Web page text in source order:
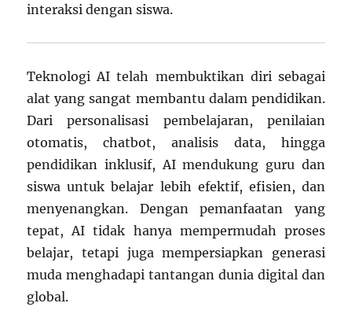
interaksi dengan siswa.
Teknologi AI telah membuktikan diri sebagai
alat yang sangat membantu dalam pendidikan.
Dari personalisasi pembelajaran, penilaian
otomatis, chatbot, analisis data, hingga
pendidikan inklusif, AI mendukung guru dan
siswa untuk belajar lebih efektif, efisien, dan
menyenangkan. Dengan pemanfaatan yang
tepat, AI tidak hanya mempermudah proses
belajar, tetapi juga mempersiapkan generasi
muda menghadapi tantangan dunia digital dan
global.